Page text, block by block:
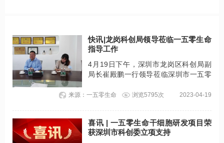
快讯|龙岗科创局领导莅临一五零生命
指导工作
4月19日下午，深圳市龙岗区科创局副
局长崔殿鹏一行领导莅临深圳市一五零
来源：一五零生命 浏览5795次 2023-04-19
喜讯 | 一五零生命干细胞研发项目荣
获深圳市科创委立项支持